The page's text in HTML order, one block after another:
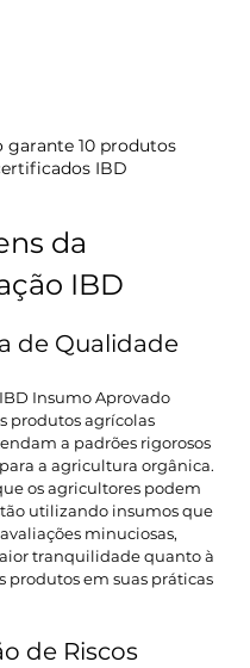
garante 10 produtos
IBD
da
IBD
de Qualidade
Insumo Aprovado
produtos agrícolas
a padrões rigorosos
a agricultura orgânica.
os agricultores podem
utilizando insumos que
minuciosas,
tranquilidade quanto à
produtos em suas práticas
de Riscos